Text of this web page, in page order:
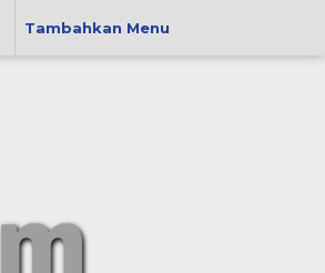
Tambahkan Menu